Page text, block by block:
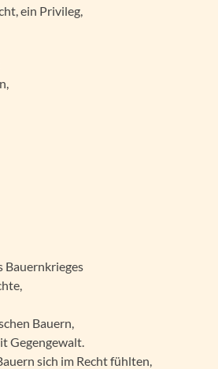
ein Privileg,
Bauernkrieges
Bauern,
Gegengewalt.
sich im Recht fühlten,